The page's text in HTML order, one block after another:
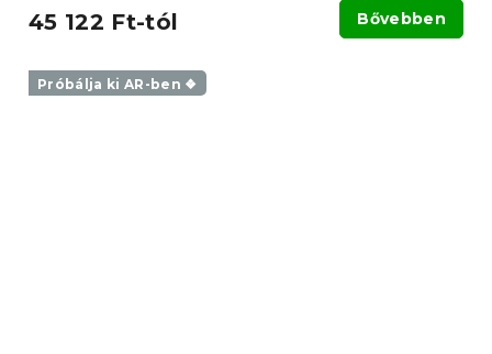
45 122 Ft-tól Bővebben
Próbálja ki AR-ben ❖